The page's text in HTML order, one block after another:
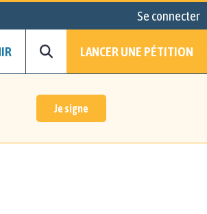
Se connecter
LANCER UNE PÉTITION
Je signe